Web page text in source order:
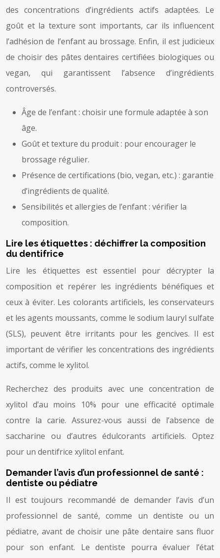
des concentrations d’ingrédients actifs adaptées. Le
goût et la texture sont importants, car ils influencent
l’adhésion de l’enfant au brossage. Enfin, il est judicieux
de choisir des pâtes dentaires certifiées biologiques ou
vegan, qui garantissent l’absence d’ingrédients
controversés.
Âge de l’enfant : choisir une formule adaptée à son
âge.
Goût et texture du produit : pour encourager le
brossage régulier.
Présence de certifications (bio, vegan, etc.) : garantie
d’ingrédients de qualité.
Sensibilités et allergies de l’enfant : vérifier la
composition.
Lire les étiquettes : déchiffrer la composition
du dentifrice
Lire les étiquettes est essentiel pour décrypter la
composition et repérer les ingrédients bénéfiques et
ceux à éviter. Les colorants artificiels, les conservateurs
et les agents moussants, comme le sodium lauryl sulfate
(SLS), peuvent être irritants pour les gencives. Il est
important de vérifier les concentrations des ingrédients
actifs, comme le xylitol.
Recherchez des produits avec une concentration de
xylitol d’au moins 10% pour une efficacité optimale
contre la carie. Assurez-vous aussi de l’absence de
saccharine ou d’autres édulcorants artificiels. Optez
pour un dentifrice xylitol enfant.
Demander l’avis d’un professionnel de santé :
dentiste ou pédiatre
Il est toujours recommandé de demander l’avis d’un
professionnel de santé, comme un dentiste ou un
pédiatre, avant de choisir une pâte dentaire sans fluor
pour son enfant. Le dentiste pourra évaluer l’état